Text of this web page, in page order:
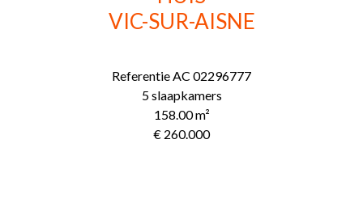
VIC-SUR-AISNE
ReferentieAC 02296777
5 slaapkamers
158.00m²
€ 260.000